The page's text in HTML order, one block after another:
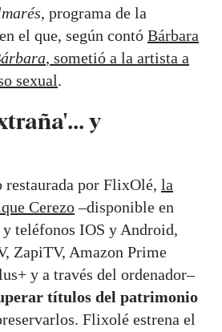
, programa de la
el que, según contó Bárbara
, sometió a la artista a
sexual.
y
por FlixOlé, la
Cerezo–disponible en
y teléfonos IOS y Android,
ZapiTV, Amazon Prime
y a través del ordenador–
títulos del patrimonio
Flixolé estrena el